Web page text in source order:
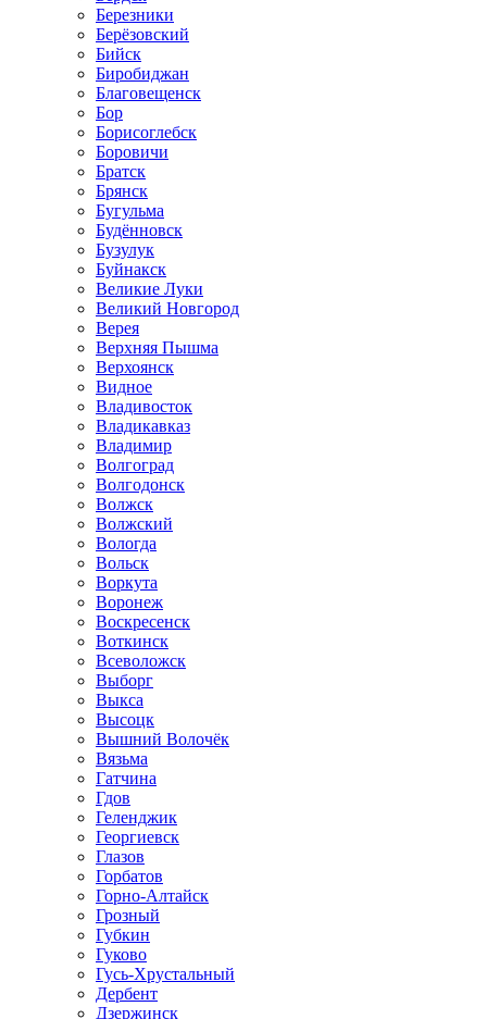
Березники
Берёзовский
Бийск
Биробиджан
Благовещенск
Бор
Борисоглебск
Боровичи
Братск
Брянск
Бугульма
Будённовск
Бузулук
Буйнакск
Великие Луки
Великий Новгород
Верея
Верхняя Пышма
Верхоянск
Видное
Владивосток
Владикавказ
Владимир
Волгоград
Волгодонск
Волжск
Волжский
Вологда
Вольск
Воркута
Воронеж
Воскресенск
Воткинск
Всеволожск
Выборг
Выкса
Высоцк
Вышний Волочёк
Вязьма
Гатчина
Гдов
Геленджик
Георгиевск
Глазов
Горбатов
Горно-Алтайск
Грозный
Губкин
Гуково
Гусь-Хрустальный
Дербент
Дзержинск